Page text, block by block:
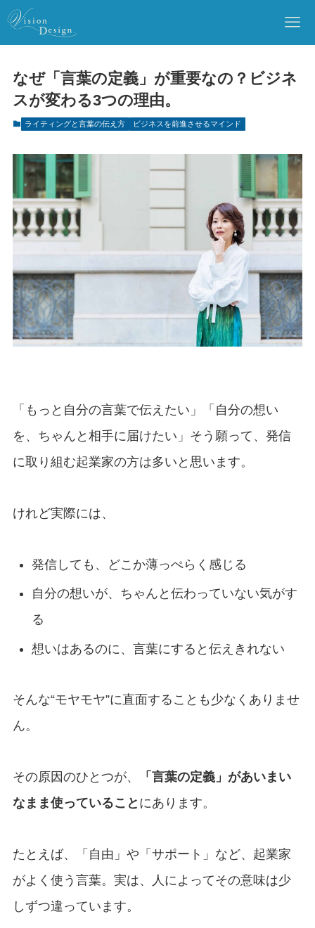
なぜ「言葉の定義」が重要なの？ビジネ
スが変わる3つの理由。
ライティングと言葉の伝え方 ビジネスを前進させるマインド
「もっと自分の言葉で伝えたい」「自分の想い
を、ちゃんと相手に届けたい」そう願って、発信
に取り組む起業家の方は多いと思います。
けれど実際には、
発信しても、どこか薄っぺらく感じる
自分の想いが、ちゃんと伝わっていない気がす
る
想いはあるのに、言葉にすると伝えきれない
そんな“モヤモヤ”に直面することも少なくありませ
ん。
その原因のひとつが、
「言葉の定義」があいまい
なまま使っていること にあります。
たとえば、「自由」や「サポート」など、起業家
がよく使う言葉。実は、人によってその意味は少
しずつ違っています。